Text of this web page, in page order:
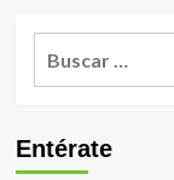
Entérate